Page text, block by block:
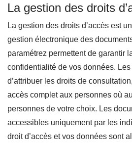
La gestion des droits
La gestion des droits d’accès est
gestion électronique des
paramétrez permettent de garantir
confidentialité de vos données.
d’attribuer les droits de
accès complet aux personnes où
personnes de votre choix. Les
accessibles uniquement par les
droit d’accès et vos données sont